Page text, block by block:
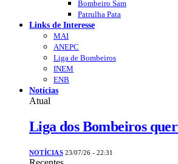
Bombeiro Sam
Patrulha Pata
Links de Interesse
MAI
ANEPC
Liga de Bombeiros
INEM
ENB
Notícias
Atual
Liga dos Bombeiros
NOTÍCIAS 23/07/26 - 22:31